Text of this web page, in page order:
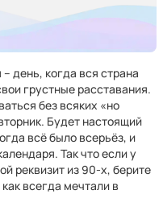
день, когда вся страна
грустные расставания.
без всяких «но
Будет настоящий
всё было всерьёз, и
Так что если у
реквизит из 90-х, берите
всегда мечтали в